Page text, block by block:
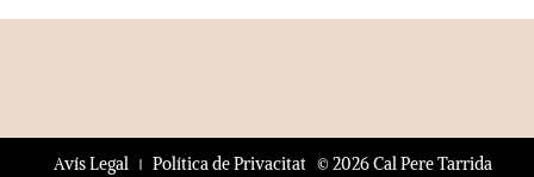
© 2026 Cal Pere Tarrida
Avís Legal Política de Privacitat